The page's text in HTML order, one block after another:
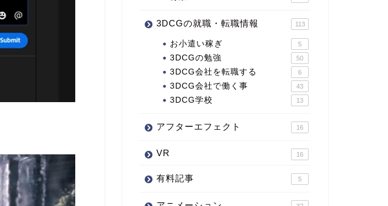
3DCGの就職・転職情報 113
お小遣い稼ぎ 5
3DCGの勉強 50
3DCG会社を転職する 6
3DCG会社で働く事 43
3DCG学校 13
アフターエフェクト 16
VR 16
有料記事 5